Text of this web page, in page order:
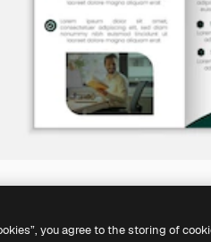
you agree to the storing of